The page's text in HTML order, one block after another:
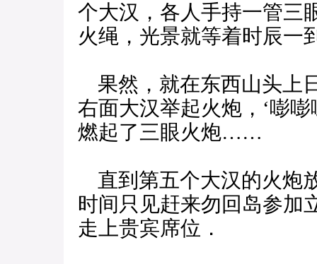
个大汉，各人手持一管三
火绳，光景就等着时辰一
果然，就在东西山头上
右面大汉举起火炮，‘嘭
燃起了三眼火炮……
直到第五个大汉的火炮
时间只见赶来勿回岛参加
走上贵宾席位．